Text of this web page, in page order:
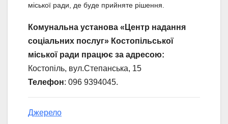
міської ради, де буде прийняте рішення.
Комунальна установа «Центр надання
соціальних послуг» Костопільської
міської ради працює за адресою:
Костопіль, вул.Степанська, 15
Телефон: 096 9394045.
Джерело